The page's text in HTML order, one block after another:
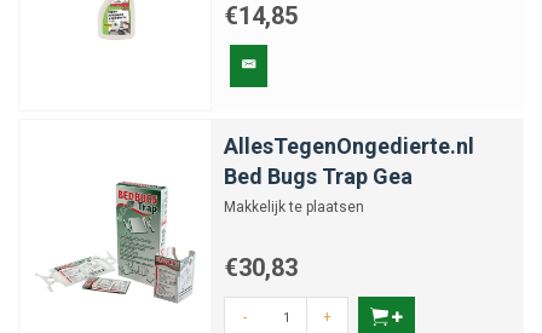
€14,85
AllesTegenOngedierte.nl
Bed Bugs Trap Gea
Makkelijk te plaatsen
€30,83
- +